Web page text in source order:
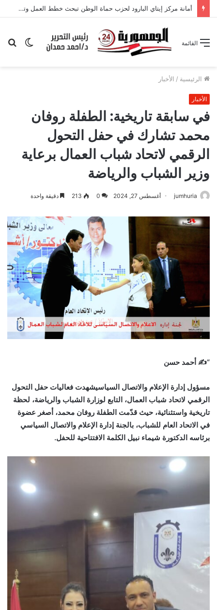
تموين بورسعيد يواصل ضبط الأسواق: تحفظ على لحوم فاسدة وتحرير محاضر
الوضع
القائمة
الرئيسية / الأخبار
الأخبار
في سابقة تاريخية: الطفلة روفان
محمد تشارك في حفل التحول
الرقمي لاتحاد شباب العمال برعاية
وزير الشباب والرياضة
jumhuria أغسطس 27, 2024 0
213 دقيقة واحدة
“✍️ أحمد حسن
مسؤول إدارة الإعلام والاتصال السياسيشهدت فعاليات حفل التحول
الرقمي لاتحاد شباب العمال، التابع لوزارة الشباب والرياضة، لحظة
تاريخية واستثنائية، حيث قدّمت الطفلة روفان محمد، أصغر عضوة
في الاتحاد العام للشباب، بالجنة إدارة الإعلام والاتصال السياسي
برئاسه الدكتورة شيماء نبيل الكلمة الافتتاحية للحفل.